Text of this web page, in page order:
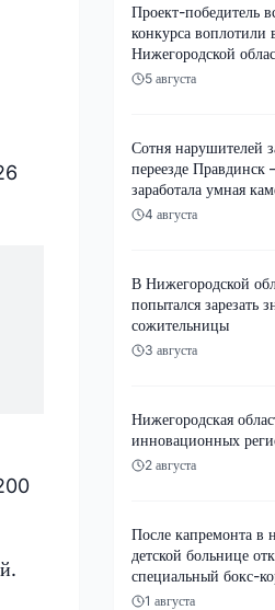
Проект-победитель
конкурса воплотили
Нижегородской
5 августа
Сотня нарушителей
переезде
заработала умная
4 августа
В Нижегородской
попытался зарезать
сожительницы
3 августа
Нижегородская
инновационных
2 августа
После капремонта в
детской больнице
специальный бокс-
1 августа